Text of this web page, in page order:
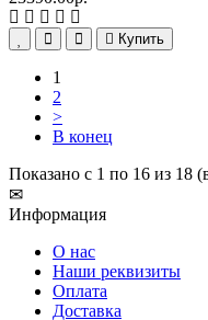
Купить
1
2
>
В конец
Показано с 1 по 16 из 18
✉
Информация
О нас
Наши реквизиты
Оплата
Доставка